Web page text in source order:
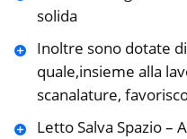
solida
Inoltre sono dotate
quale,insieme alla
scanalature,
Letto Salva Spazio –